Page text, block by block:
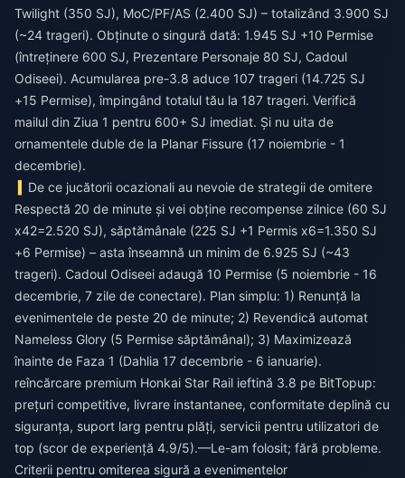
Twilight (350 SJ), MoC/PF/AS (2.400 SJ) – totalizând 3.900 SJ
(~24 trageri). Obținute o singură dată: 1.945 SJ +10 Permise
(întreținere 600 SJ, Prezentare Personaje 80 SJ, Cadoul
Odiseei). Acumularea pre-3.8 aduce 107 trageri (14.725 SJ
+15 Permise), împingând totalul tău la 187 trageri. Verifică
mailul din Ziua 1 pentru 600+ SJ imediat. Și nu uita de
ornamentele duble de la Planar Fissure (17 noiembrie - 1
decembrie).
De ce jucătorii ocazionali au nevoie de strategii de omitere
Respectă 20 de minute și vei obține recompense zilnice (60 SJ
x42=2.520 SJ), săptămânale (225 SJ +1 Permis x6=1.350 SJ
+6 Permise) – asta înseamnă un minim de 6.925 SJ (~43
trageri). Cadoul Odiseei adaugă 10 Permise (5 noiembrie - 16
decembrie, 7 zile de conectare). Plan simplu: 1) Renunță la
evenimentele de peste 20 de minute; 2) Revendică automat
Nameless Glory (5 Permise săptămânal); 3) Maximizează
înainte de Faza 1 (Dahlia 17 decembrie - 6 ianuarie).
reîncărcare premium Honkai Star Rail ieftină 3.8 pe BitTopup:
prețuri competitive, livrare instantanee, conformitate deplină cu
siguranța, suport larg pentru plăți, servicii pentru utilizatori de
top (scor de experiență 4.9/5).—Le-am folosit; fără probleme.
Criterii pentru omiterea sigură a evenimentelor